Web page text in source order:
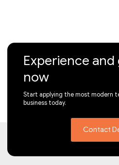
Experience
now
Start applying the most modern
business today.
Contact